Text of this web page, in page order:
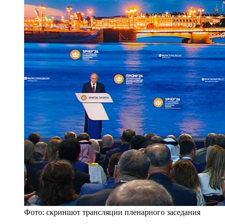
Фото: скриншот трансляции пленарного заседания